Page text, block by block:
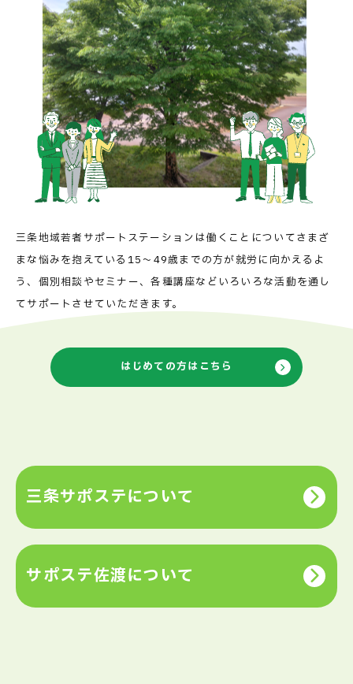
三条地域若者サポートステーションは働くことについてさまざ
まな悩みを抱えている 15～49歳までの方が就労に向かえるよ
う、 個別相談やセミナー、各種講座などいろいろな活動を通し
てサポートさせていただきます。
はじめての方はこちら
三条サポステについて
サポステ佐渡について